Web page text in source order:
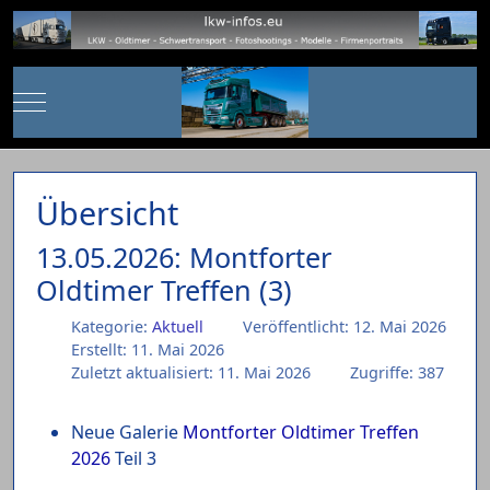
Mobile Menu Toggle
Übersicht
13.05.2026: Montforter
Oldtimer Treffen (3)
Kategorie: Aktuell
Veröffentlicht: 12. Mai 2026
Erstellt: 11. Mai 2026
Zuletzt aktualisiert: 11. Mai 2026
Zugriffe: 387
Neue Galerie Montforter Oldtimer Treffen
2026Teil 3